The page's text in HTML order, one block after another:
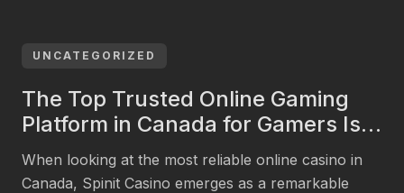
vous misez, plus vous avez de chances de gagner
UNCATEGORIZED
The Top Trusted Online Gaming
Platform in Canada for Gamers Is
Spinit Casino
When looking at the most reliable online casino in
Canada, Spinit Casino emerges as a remarkable